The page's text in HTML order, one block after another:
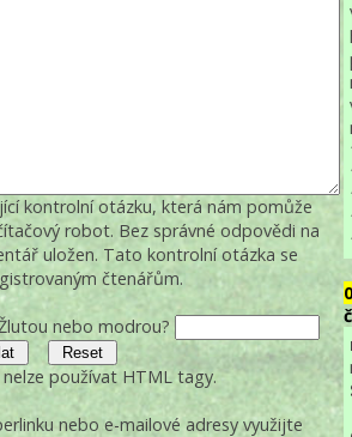
kontrolní otázku, která nám pomůže
robot. Bez správné odpovědi na
uložen. Tato kontrolní otázka se
čtenářům.
nebo modrou?
používat HTML tagy.
nebo e-mailové adresy využijte